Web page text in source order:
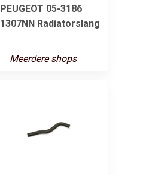
PEUGEOT 05-3186
1307NN Radiatorslang
Meerdere shops